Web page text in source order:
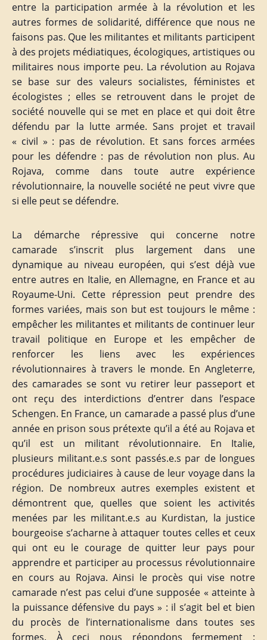
entre la participation armée à la révolution et les
autres formes de solidarité, différence que nous ne
faisons pas. Que les militantes et militants participent
à des projets médiatiques, écologiques, artistiques ou
militaires nous importe peu. La révolution au Rojava
se base sur des valeurs socialistes, féministes et
écologistes ; elles se retrouvent dans le projet de
société nouvelle qui se met en place et qui doit être
défendu par la lutte armée. Sans projet et travail
« civil » : pas de révolution. Et sans forces armées
pour les défendre : pas de révolution non plus. Au
Rojava, comme dans toute autre expérience
révolutionnaire, la nouvelle société ne peut vivre que
si elle peut se défendre.
La démarche répressive qui concerne notre
camarade s’inscrit plus largement dans une
dynamique au niveau européen, qui s’est déjà vue
entre autres en Italie, en Allemagne, en France et au
Royaume-Uni. Cette répression peut prendre des
formes variées, mais son but est toujours le même :
empêcher les militantes et militants de continuer leur
travail politique en Europe et les empêcher de
renforcer les liens avec les expériences
révolutionnaires à travers le monde. En Angleterre,
des camarades se sont vu retirer leur passeport et
ont reçu des interdictions d’entrer dans l’espace
Schengen. En France, un camarade a passé plus d’une
année en prison sous prétexte qu’il a été au Rojava et
qu’il est un militant révolutionnaire. En Italie,
plusieurs militant.e.s sont passés.e.s par de longues
procédures judiciaires à cause de leur voyage dans la
région. De nombreux autres exemples existent et
démontrent que, quelles que soient les activités
menées par les militant.e.s au Kurdistan, la justice
bourgeoise s’acharne à attaquer toutes celles et ceux
qui ont eu le courage de quitter leur pays pour
apprendre et participer au processus révolutionnaire
en cours au Rojava. Ainsi le procès qui vise notre
camarade n’est pas celui d’une supposée « atteinte à
la puissance défensive du pays » : il s’agit bel et bien
du procès de l’internationalisme dans toutes ses
formes. À ceci nous répondons fermement :